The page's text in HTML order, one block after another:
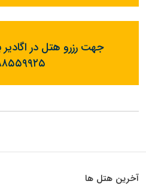
جهت رزرو هتل در اگادیر
۰۲۱-
آخرین هتل ها